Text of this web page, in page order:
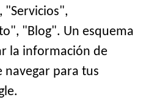
"Servicios",
"Blog". Un esquema
la información de
navegar para tus